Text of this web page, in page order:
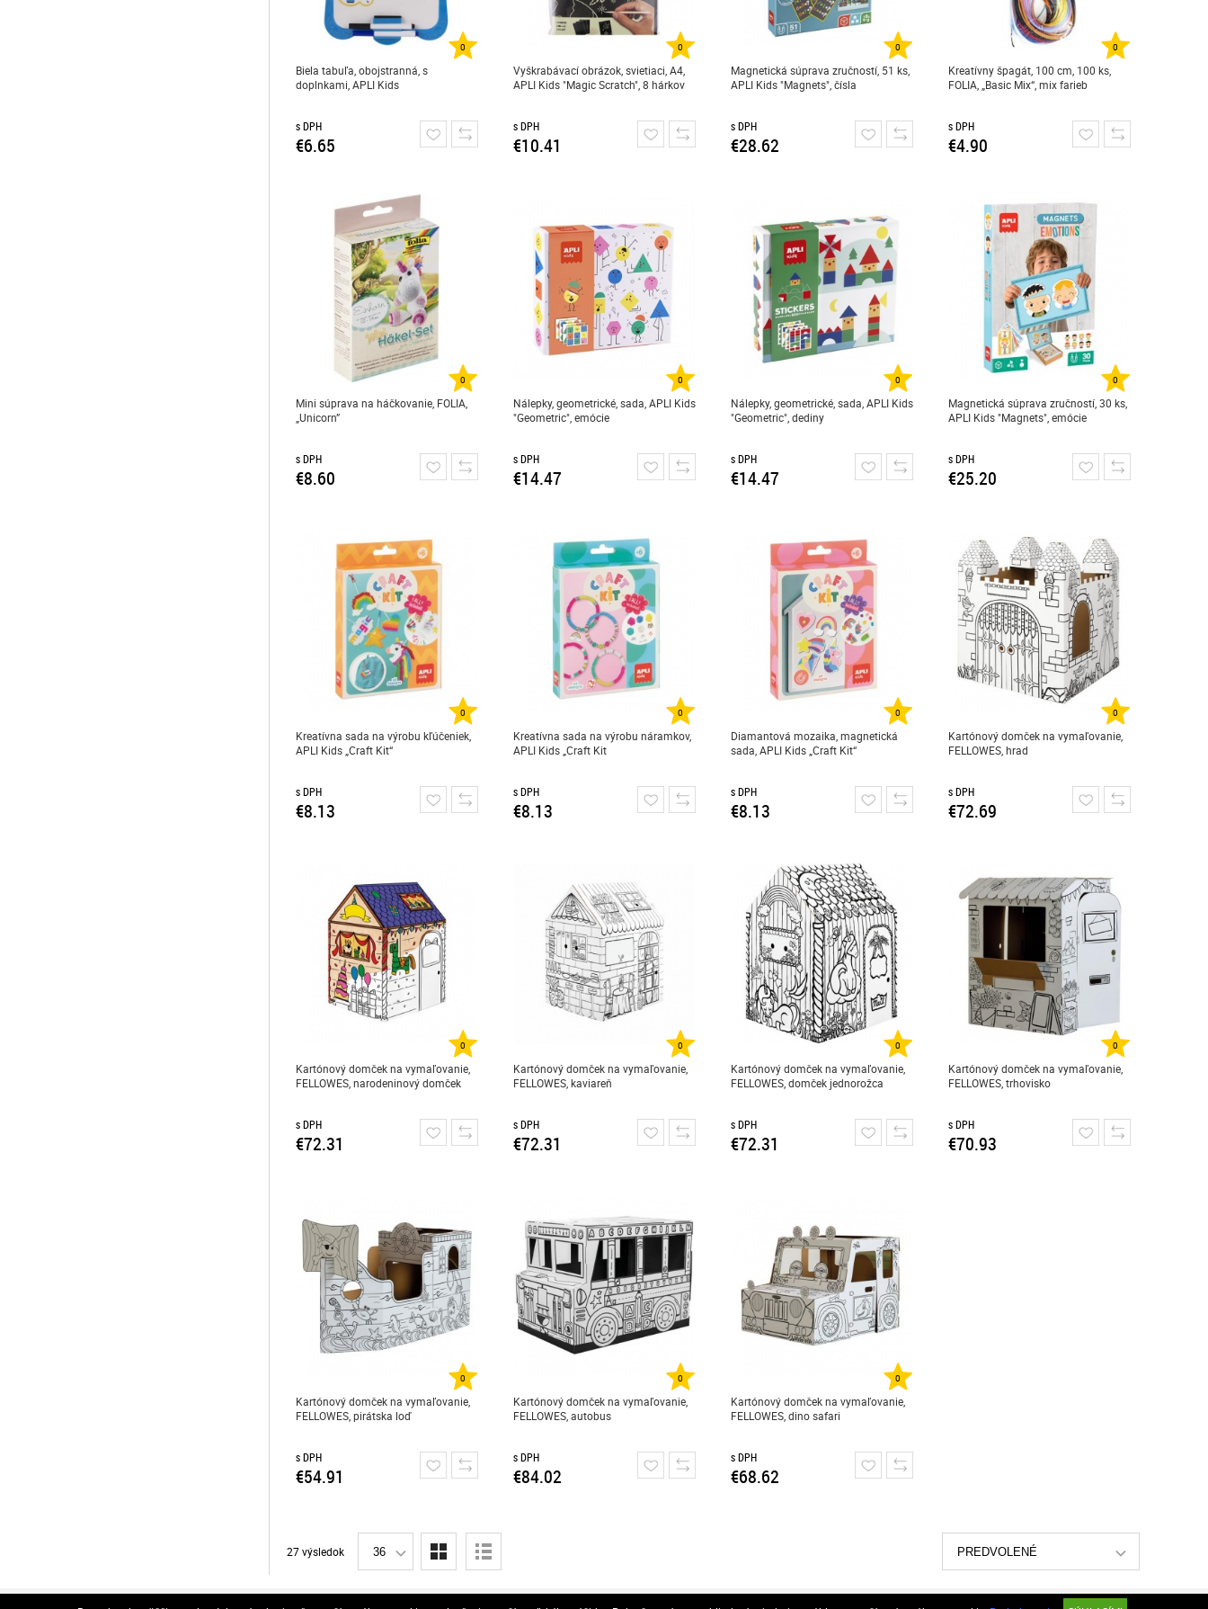
0
Biela tabuľa, obojstranná, s
doplnkami, APLI Kids
s DPH
€6.65
0
Vyškrabávací obrázok, svietiaci, A4,
APLI Kids "Magic Scratch", 8 hárkov
s DPH
€10.41
0
Magnetická súprava zručností, 51 ks,
APLI Kids "Magnets", čísla
s DPH
€28.62
0
Kreatívny špagát, 100 cm, 100 ks,
FOLIA, „Basic Mix“, mix farieb
s DPH
€4.90
0
Mini súprava na háčkovanie, FOLIA,
„Unicorn”
s DPH
€8.60
0
Nálepky, geometrické, sada, APLI Kids
"Geometric", emócie
s DPH
€14.47
0
Nálepky, geometrické, sada, APLI Kids
"Geometric", dediny
s DPH
€14.47
0
Magnetická súprava zručností, 30 ks,
APLI Kids "Magnets", emócie
s DPH
€25.20
0
Kreatívna sada na výrobu kľúčeniek,
APLI Kids „Craft Kit“
s DPH
€8.13
0
Kreatívna sada na výrobu náramkov,
APLI Kids „Craft Kit
s DPH
€8.13
0
Diamantová mozaika, magnetická
sada, APLI Kids „Craft Kit“
s DPH
€8.13
0
Kartónový domček na vymaľovanie,
FELLOWES, hrad
s DPH
€72.69
0
Kartónový domček na vymaľovanie,
FELLOWES, narodeninový domček
s DPH
€72.31
0
Kartónový domček na vymaľovanie,
FELLOWES, kaviareň
s DPH
€72.31
0
Kartónový domček na vymaľovanie,
FELLOWES, domček jednorožca
s DPH
€72.31
0
Kartónový domček na vymaľovanie,
FELLOWES, trhovisko
s DPH
€70.93
0
Kartónový domček na vymaľovanie,
FELLOWES, pirátska loď
s DPH
€54.91
0
Kartónový domček na vymaľovanie,
FELLOWES, autobus
s DPH
€84.02
0
Kartónový domček na vymaľovanie,
FELLOWES, dino safari
s DPH
€68.62
27 výsledok 36 PREDVOLENÉ